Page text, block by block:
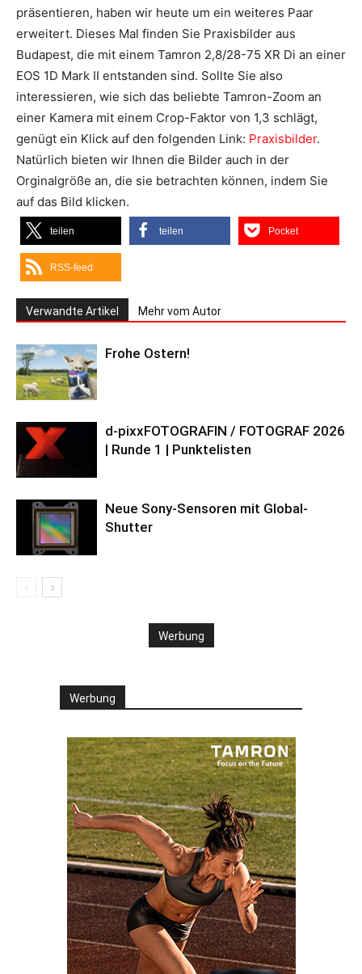
präsentieren, haben wir heute um ein weiteres Paar
erweitert. Dieses Mal finden Sie Praxisbilder aus
Budapest, die mit einem Tamron 2,8/28-75 XR Di an einer
EOS 1D Mark II entstanden sind. Sollte Sie also
interessieren, wie sich das beliebte Tamron-Zoom an
einer Kamera mit einem Crop-Faktor von 1,3 schlägt,
genügt ein Klick auf den folgenden Link: Praxisbilder.
Natürlich bieten wir Ihnen die Bilder auch in der
Orginalgröße an, die sie betrachten können, indem Sie
auf das Bild klicken.
teilen teilen Pocket
RSS-feed
Verwandte Artikel Mehr vom Autor
Frohe Ostern!
d-pixxFOTOGRAFIN / FOTOGRAF 2026
| Runde 1 | Punktelisten
Neue Sony-Sensoren mit Global-
Shutter
Werbung
Werbung